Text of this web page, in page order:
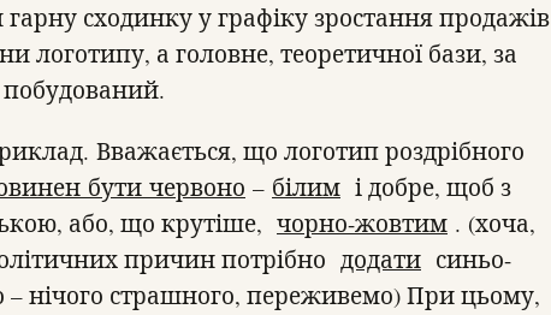
гарну сходинку у графіку зростання продажів
логотипу, а головне, теоретичної бази, за
Вважається, що логотип роздрібного
бути червоно – білим і добре, щоб з
або, що крутіше, чорно-жовтим . (хоча,
причин потрібно додати синьо-
– нічого страшного, переживемо) При цьому,